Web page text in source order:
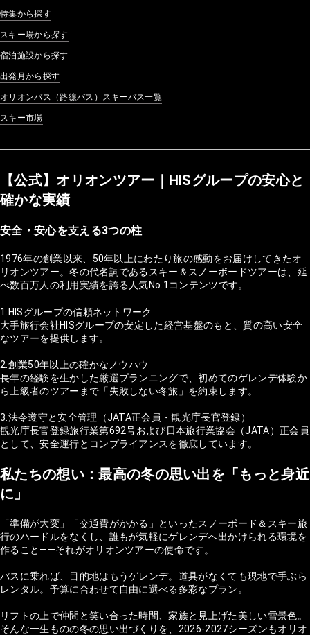
特集から探す
スキー場から探す
宿泊施設から探す
出発月から探す
オリオンバス（路線バス）スキーバス一覧
スキー市場
【公式】オリオンツアー｜HISグループの安心と
確かな実績
安全・安心を支える3つの柱
1976年の創業以来、50年以上にわたり旅の感動をお届けしてきたオ
リオンツアー。冬の代名詞であるスキー＆スノーボードツアーは、延
べ数百万人の利用実績を誇る人気No.1コンテンツです。
1.HISグループの信頼ネットワーク
大手旅行会社HISグループの安定した経営基盤のもと、質の高い安全
なツアーを提供します。
2.創業50年以上の確かなノウハウ
長年の経験を生かした厳選プランニングで、初めてのゲレンデ体験か
ら上級者のツアーまで「失敗しない冬旅」を約束します。
3.法令遵守と安全管理（JATA正会員・観光庁長官登録）
観光庁長官登録旅行業第692号および日本旅行業協会（JATA）正会員
として、安全運行とコンプライアンスを徹底しています。
私たちの想い：最高の冬の思い出を「もっと身近
に」
「準備が大変」「交通費がかかる」といったスノーボード＆スキー旅
行のハードルをなくし、誰もが気軽にゲレンデへ出かけられる環境を
作ること——それがオリオンツアーの使命です。
バスに乗れば、目的地はもうゲレンデ。道具がなくても現地で手ぶら
レンタル。予算に合わせて自由に選べる多彩なプラン。
リフトの上で仲間と笑い合った時間、家族と見上げた美しい雪景色。
そんな一生ものの冬の思い出づくりを、2026-2027シーズンもオリオ